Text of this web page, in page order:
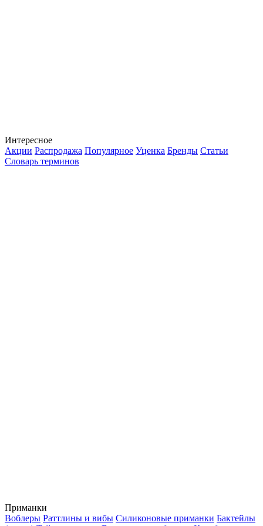
Интересное
Акции Распродажа Популярное Уценка Бренды Статьи
Словарь терминов
Приманки
Воблеры Раттлины и вибы Силиконовые приманки Бактейлы